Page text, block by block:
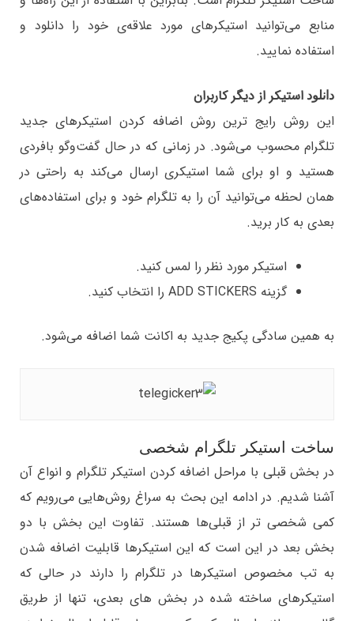
منابع می‌توانید استیکرهای مورد علاقه‌ی خود را دانلود و
استفاده نمایید.
دانلود استیکر از دیگر کاربران
این روش رایج ترین روش اضافه کردن استیکرهای جدید
تلگرام محسوب می‌شود. در زمانی که در حال گفت‌وگو بافردی
هستید و او برای شما استیکری ارسال می‌کند به راحتی در
همان لحظه می‌توانید آن را به تلگرام خود و برای استفاده‌های
بعدی به کار برید.
استیکر مورد نظر را لمس کنید.
گزینه ADD STICKERS را انتخاب کنید.
به همین سادگی پکیج جدید به اکانت شما اضافه می‌شود.
ساخت استیکر تلگرام شخصی
در بخش قبلی با مراحل اضافه کردن استیکر تلگرام و انواع آن
آشنا شدیم. در ادامه این بحث به سراغ روش‌هایی می‌رویم که
کمی شخصی تر از قبلی‌ها هستند. تفاوت این بخش با دو
بخش بعد در این است که این استیکرها قابلیت اضافه شدن
به تب مخصوص استیکرها در تلگرام را دارند در حالی که
استیکرهای ساخته شده در بخش های بعدی، تنها از طریق